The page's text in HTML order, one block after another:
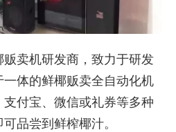
卖机研发商，致力于研发
体的鲜椰贩卖全自动化机
付宝、微信或礼券等多种
品尝到鲜榨椰汁。